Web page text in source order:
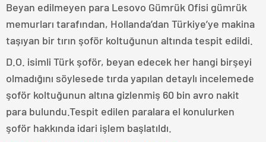
Beyan edilmeyen para Lesovo Gümrük Ofisi gümrük
memurları tarafından, Hollanda’dan Türkiye’ye makina
taşıyan bir tırın şoför koltuğunun altında tespit edildi.
D.O. isimli Türk şoför, beyan edecek her hangi birşeyi
olmadığını söylesede tırda yapılan detaylı incelemede
şoför koltuğunun altına gizlenmiş 60 bin avro nakit
para bulundu.Tespit edilen paralara el konulurken
şoför hakkında idari işlem başlatıldı.